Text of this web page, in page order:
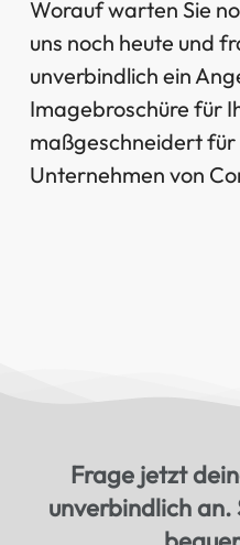
Worauf warten Sie
uns noch heute und
unverbindlich ein
Imagebroschüre für
maßgeschneidert für
Unternehmen von
Frage jetzt
unverbindlich an.